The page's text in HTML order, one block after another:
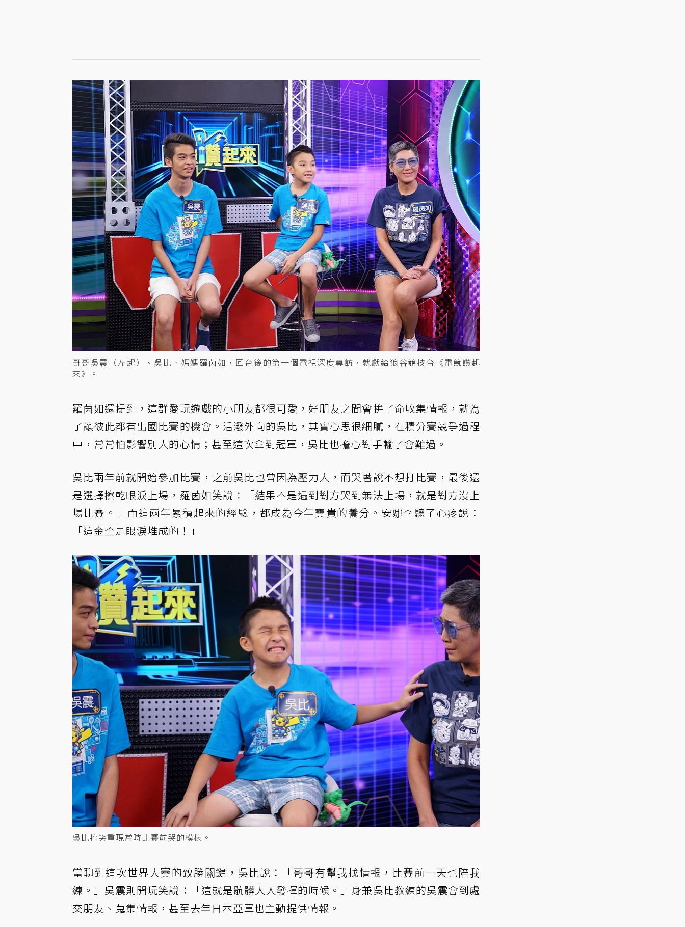
哥哥吳震（左起）、吳比、媽媽羅茵如，回台後的第一個電視深度專訪，就獻給狼谷競技台《電競讚起
來》。
羅茵如還提到，這群愛玩遊戲的小朋友都很可愛，好朋友之間會拚了命收集情報，就為
了讓彼此都有出國比賽的機會。活潑外向的吳比，其實心思很細膩，在積分賽競爭過程
中，常常怕影響別人的心情；甚至這次拿到冠軍，吳比也擔心對手輸了會難過。
吳比兩年前就開始參加比賽，之前吳比也曾因為壓力大，而哭著說不想打比賽，最後還
是選擇擦乾眼淚上場，羅茵如笑說：「結果不是遇到對方哭到無法上場，就是對方沒上
場比賽。」而這兩年累積起來的經驗，都成為今年寶貴的養分。安娜李聽了心疼說：
「這金盃是眼淚堆成的！」
吳比搞笑重現當時比賽前哭的模樣。
當聊到這次世界大賽的致勝關鍵，吳比說：「哥哥有幫我找情報，比賽前一天也陪我
練。」吳震則開玩笑說：「這就是骯髒大人發揮的時候。」身兼吳比教練的吳震會到處
交朋友、蒐集情報，甚至去年日本亞軍也主動提供情報。